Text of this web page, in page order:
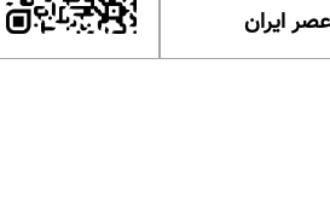
ایران